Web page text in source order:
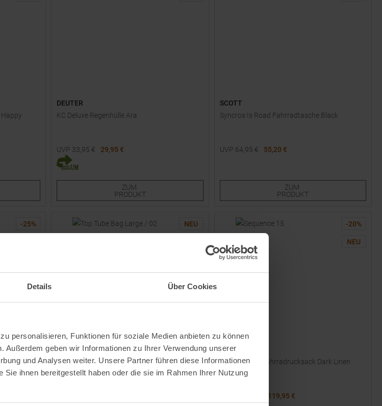
Details Über Cookies
personalisieren, Funktionen für soziale Medien anbieten zu können
Außerdem geben wir Informationen zu Ihrer Verwendung unserer
und Analysen weiter. Unsere Partner führen diese Informationen
ihnen bereitgestellt haben oder die sie im Rahmen Ihrer Nutzung
Happy
DEUTER
KC Deluxe Regenhülle Ara
UVP 33,95 €
29,95 €
Einheitsgröße
ZUM
PRODUKT
SCOTT
Syncros Is Road Fahrradtasche Black
UVP 64,95 €
55,20 €
ZUM
PRODUKT
-25% NEU
CYCLITE
Top Tube Bag Large / 02 Fahrradtasche Light
Grey
-20%
NEU
ORTOVOX
Sequence 15 Fahrradrucksack Dark Linen
119,95 €